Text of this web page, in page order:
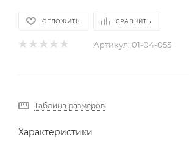
ОТЛОЖИТЬ СРАВНИТЬ
Артикул: 01-04-055
Таблица размеров
Характеристики